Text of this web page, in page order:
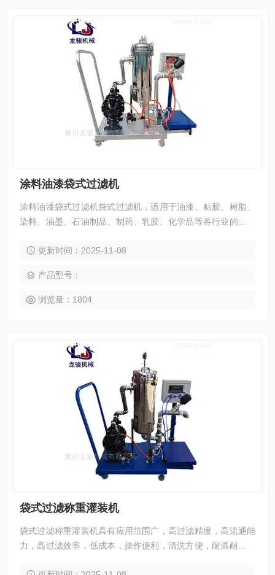
涂料油漆袋式过滤机
涂料油漆袋式过滤机袋式过滤机，适用于油漆、粘胶、树脂、
染料、油墨、石油制品、制药、乳胶、化学品等各行业的液体
更新时间：2025-11-08
产品型号：
浏览量：1804
袋式过滤称重灌装机
袋式过滤称重灌装机具有应用范围广，高过滤精度，高流通能
力，高过滤效率，低成本，操作便利，清洗方便，耐温耐腐和